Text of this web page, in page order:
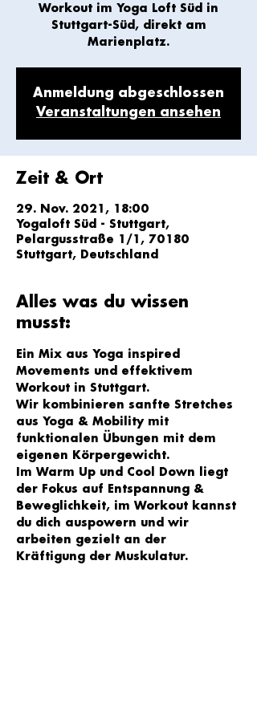
Workout im Yoga Loft Süd in
Stuttgart-Süd, direkt am
Marienplatz.
Anmeldung abgeschlossen
Veranstaltungen ansehen
Zeit & Ort
29. Nov. 2021, 18:00
Yogaloft Süd - Stuttgart,
Pelargusstraße 1/1, 70180
Stuttgart, Deutschland
Alles was du wissen
musst:
Ein Mix aus Yoga inspired
Movements und effektivem
Workout in Stuttgart.
Wir kombinieren sanfte Stretches
aus Yoga & Mobility mit
funktionalen Übungen mit dem
eigenen Körpergewicht.
Im Warm Up und Cool Down liegt
der Fokus auf Entspannung &
Beweglichkeit, im Workout kannst
du dich auspowern und wir
arbeiten gezielt an der
Kräftigung der Muskulatur.